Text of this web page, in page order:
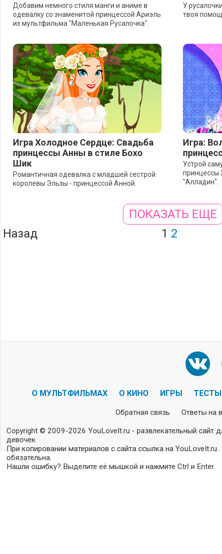
Добавим немного стиля манги и аниме в
одевалку со знаменитой принцессой Ариэль
из мультфильма "Маленькая Русалочка".
У
твоя
Игра Холодное Сердце: Свадьба
принцессы Анны в стиле Бохо
Шик
Романтичная одевалка с младшей сестрой
королевы Эльзы - принцессой Анной.
Игра:
Устрой
принцессы
"Алладин".
ПОКАЗАТЬ ЕЩЕ
Назад
1 2
О МУЛЬТФИЛЬМАХ О КИНО ИГРЫ ТЕСТЫ
Обратная связь Ответы на
Copyright © 2009-2026 YouLoveIt.ru - развлекательный сайт
девочек
При копировании материалов с сайта ссылка на YouLoveIt.ru
обязательна.
Нашли ошибку? Выделите её мышкой и нажмите Ctrl и Enter.